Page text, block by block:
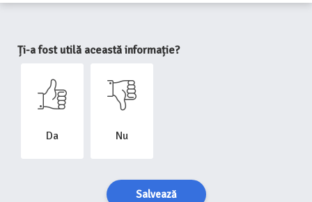
Ți-a fost utilă această informație?
Da Nu
Salvează